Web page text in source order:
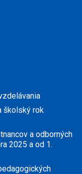
školský rok
a odborných
2025 a od 1.